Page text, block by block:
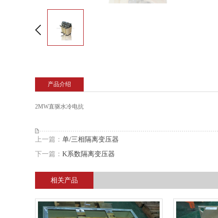
产品介绍
2MW直驱水冷电抗
上一篇： 单/三相隔离变压器
下一篇： K系数隔离变压器
相关产品